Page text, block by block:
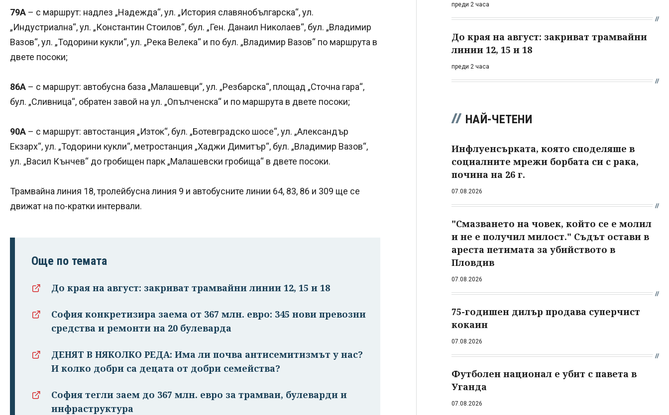
79А – с маршрут: надлез „Надежда“, ул. „История славянобългарска“, ул.
„Индустриална“, ул. „Константин Стоилов“, бул. „Ген. Данаил Николаев“, бул. „Владимир
Вазов“, ул. „Тодорини кукли“, ул. „Река Велека“ и по бул. „Владимир Вазов“ по маршрута в
двете посоки;
86А – с маршрут: автобусна база „Малашевци“, ул. „Резбарска“, площад „Сточна гара“,
бул. „Сливница“, обратен завой на ул. „Опълченска“ и по маршрута в двете посоки;
90А – с маршрут: автостанция „Изток“, бул. „Ботевградско шосе“, ул. „Александър
Екзарх“, ул. „Тодорини кукли“, метростанция „Хаджи Димитър“, бул. „Владимир Вазов“,
ул. „Васил Кънчев“ до гробищен парк „Малашевски гробища“ в двете посоки.
Трамвайна линия 18, тролейбусна линия 9 и автобусните линии 64, 83, 86 и 309 ще се
движат на по-кратки интервали.
Още по темата
До края на август: закриват трамвайни линии 12, 15 и 18
София конкретизира заема от 367 млн. евро: 345 нови превозни
средства и ремонти на 20 булеварда
ДЕНЯТ В НЯКОЛКО РЕДА: Има ли почва антисемитизмът у нас?
И колко добри са децата от добри семейства?
София тегли заем до 367 млн. евро за трамваи, булеварди и
инфраструктура
преди 2 часа
До края на август: закриват трамвайни
линии 12, 15 и 18
преди 2 часа
НАЙ-ЧЕТЕНИ
Инфлуенсърката, която споделяше в
социалните мрежи борбата си с рака,
почина на 26 г.
07.08.2026
"Смазването на човек, който се е молил
и не е получил милост." Съдът остави в
ареста петимата за убийството в
Пловдив
07.08.2026
75-годишен дилър продава суперчист
кокаин
07.08.2026
Футболен национал е убит с павета в
Уганда
07.08.2026